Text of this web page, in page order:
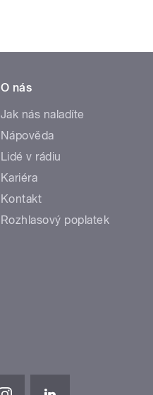
O nás
Jak nás naladíte
Nápověda
Lidé v rádiu
Kariéra
Kontakt
Rozhlasový poplatek